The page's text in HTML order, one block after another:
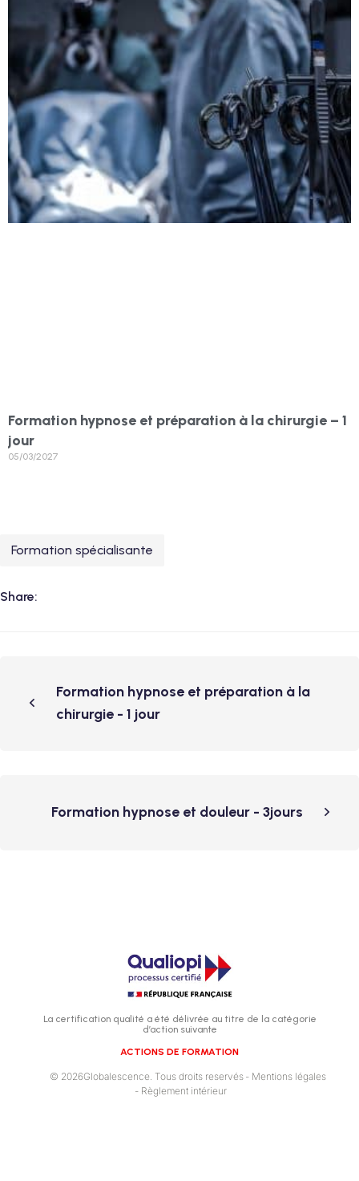
Formation hypnose et préparation à la chirurgie – 1
jour
05/03/2027
Formation spécialisante
Share:
Formation hypnose et préparation à la
chirurgie - 1 jour
Formation hypnose et douleur - 3jours
La certification qualité a été délivrée au titre de la catégorie
d’action suivante
ACTIONS DE FORMATION
© 2026Globalescence. Tous droits reservés - Mentions légales
- Règlement intérieur